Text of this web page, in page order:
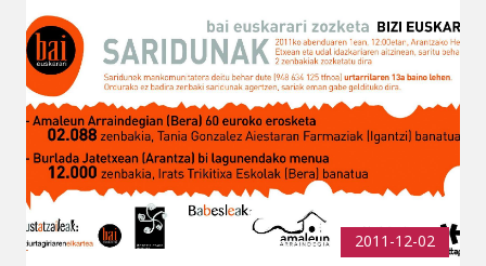
2011-12-02